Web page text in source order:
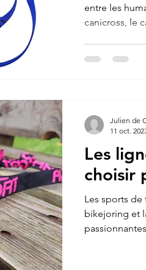
entre les
canicross, le
Les
choisir
Les sports de
bikejoring et
Julien de
11 oct.